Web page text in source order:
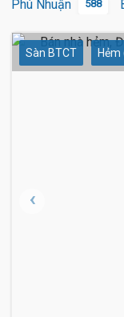
Phú Nhuận 588
Sàn BTCT